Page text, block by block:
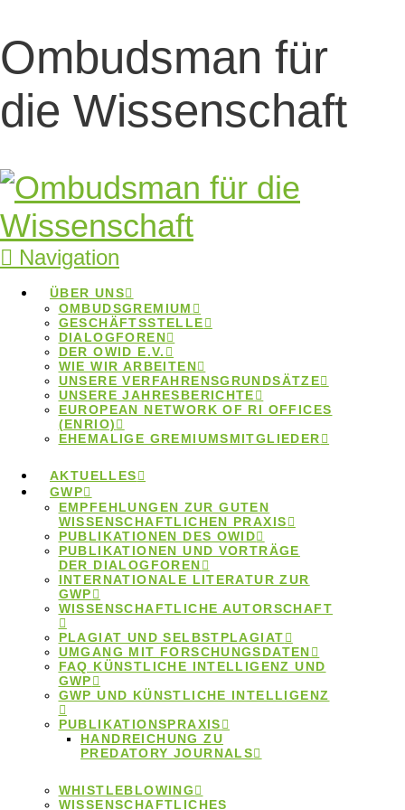
Ombudsman für
die Wissenschaft
Navigation
ÜBER UNS
OMBUDSGREMIUM
GESCHÄFTSSTELLE
DIALOGFOREN
DER OWID E.V.
WIE WIR ARBEITEN
UNSERE VERFAHRENSGRUNDSÄTZE
UNSERE JAHRESBERICHTE
EUROPEAN NETWORK OF RI OFFICES
(ENRIO)
EHEMALIGE GREMIUMSMITGLIEDER
AKTUELLES
GWP
EMPFEHLUNGEN ZUR GUTEN
WISSENSCHAFTLICHEN PRAXIS
PUBLIKATIONEN DES OWID
PUBLIKATIONEN UND VORTRÄGE
DER DIALOGFOREN
INTERNATIONALE LITERATUR ZUR
GWP
WISSENSCHAFTLICHE AUTORSCHAFT
PLAGIAT UND SELBSTPLAGIAT
UMGANG MIT FORSCHUNGSDATEN
FAQ KÜNSTLICHE INTELLIGENZ UND
GWP
GWP UND KÜNSTLICHE INTELLIGENZ
PUBLIKATIONSPRAXIS
HANDREICHUNG ZU
PREDATORY JOURNALS
WHISTLEBLOWING
WISSENSCHAFTLICHES
Eric Steinhauer ist
neuer Sprecher
des
Ombudsgremiums
Eric Steinhauer ist neuer
Sprecher des Ombudsgremiums
Home Beiträge
Eric Steinhauer ist neuer
Sprecher des Ombudsgremiums
Eric Steinhauer
ist neuer
Sprecher des
Ombudsgremiums
Seit 27.05.2022 ist Prof. Dr. Eric Steinhauer neues